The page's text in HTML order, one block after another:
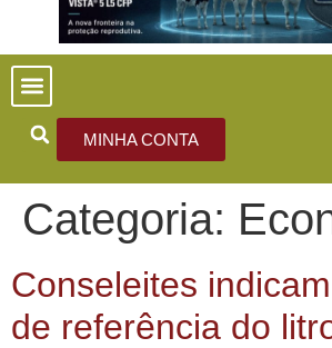
MINHA CONTA
Categoria:
Conseleites
de referência do